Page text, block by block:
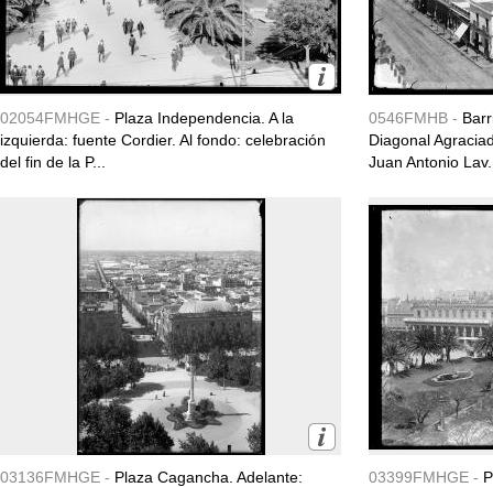
02054FMHGE - Plaza Independencia. A la
izquierda: fuente Cordier. Al fondo: celebración
del fin de la P...
0546FMHB -
Diagonal
Juan Antonio
03136FMHGE - Plaza Cagancha. Adelante:
03399FMHGE -